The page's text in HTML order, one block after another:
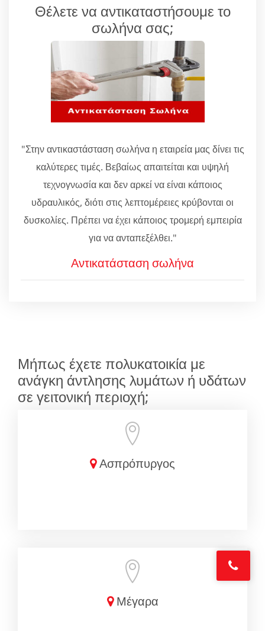
Θέλετε να αντικαταστήσουμε το
σωλήνα σας;
"Στην αντικαστάσταση σωλήνα η εταιρεία μας δίνει τις
καλύτερες τιμές. Βεβαίως απαιτείται και υψηλή
τεχνογνωσία και δεν αρκεί να είναι κάποιος
υδραυλικός, διότι στις λεπτομέρειες κρύβονται οι
δυσκολίες. Πρέπει να έχει κάποιος τρομερή εμπειρία
για να ανταπεξέλθει."
Αντικατάσταση σωλήνα
Μήπως έχετε πολυκατοικία με
ανάγκη άντλησης λυμάτων ή υδάτων
σε γειτονική περιοχή;
Ασπρόπυργος
Μέγαρα